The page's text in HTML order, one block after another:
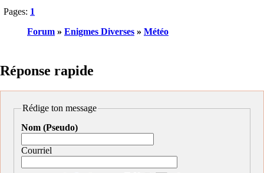
Pages: 1
Forum » Enigmes Diverses » Météo
Réponse rapide
Rédige ton message
Nom (Pseudo)
Courriel